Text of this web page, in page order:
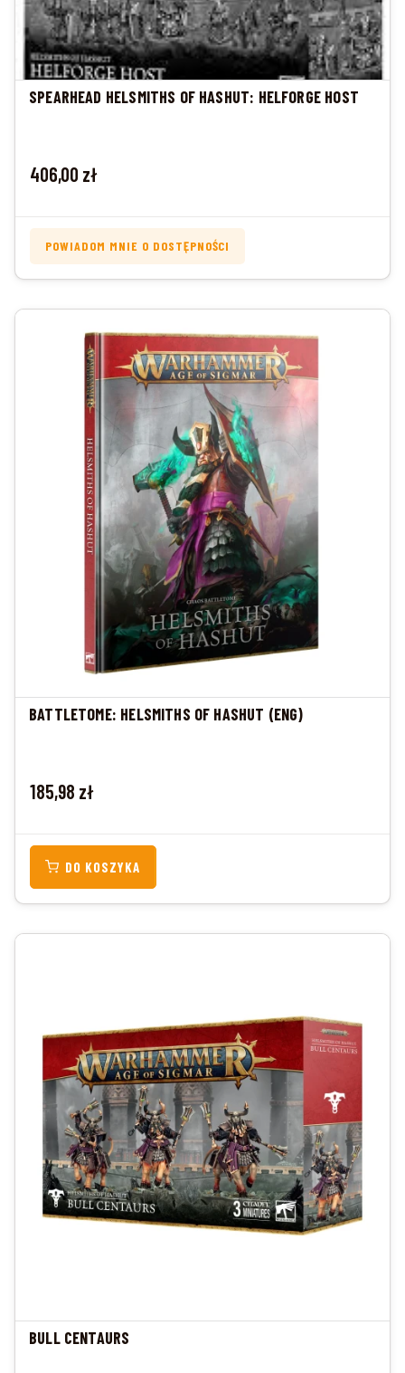
SPEARHEAD HELSMITHS OF HASHUT: HELFORGE HOST
Cena
406,00 zł
POWIADOM MNIE O DOSTĘPNOŚCI
BATTLETOME: HELSMITHS OF HASHUT (ENG)
Cena
185,98 zł
DO KOSZYKA
BULL CENTAURS